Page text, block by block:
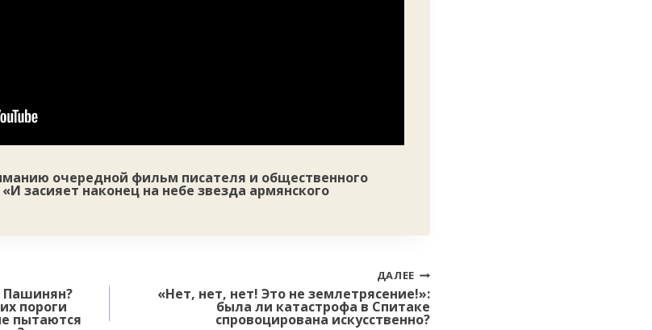
очередной фильм писателя и общественного
засияет наконец на небе звезда армянского
Пашинян?
пороги
пытаются
ДАЛЕЕ
«Нет, нет, нет! Это не землетрясение!»:
была ли катастрофа в Спитаке
спровоцирована искусственно?